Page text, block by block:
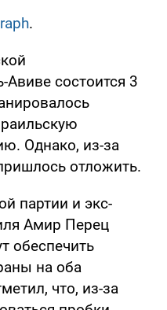
.
состоится 3
Однако, из-за
отложить.
партии и экс-
Амир Перец
обеспечить
на оба
что, из-за